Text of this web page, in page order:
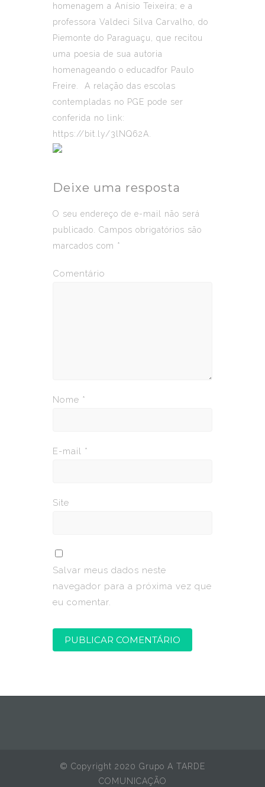
homenagem a Anísio Teixeira; e a
professora Valdeci Silva Carvalho, do
Piemonte do Paraguaçu, que recitou
uma poesia de sua autoria
homenageando o educadfor Paulo
Freire. A relação das escolas
contempladas no PGE pode ser
conferida no link:
https://bit.ly/3lNQ62A.
Deixe uma resposta
O seu endereço de e-mail não será
publicado.
Campos obrigatórios são
marcados com *
Comentário
Nome *
E-mail *
Site
Salvar meus dados neste
navegador para a próxima vez que
eu comentar.
© Copyright 2020 Grupo A TARDE
COMUNICAÇÃO